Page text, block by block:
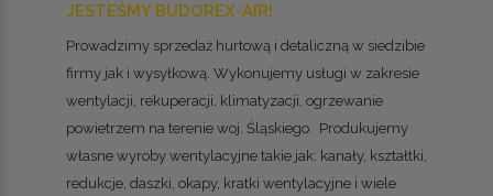
JESTEŚMY BUDOREX-AIR!
Prowadzimy sprzedaż hurtową i detaliczną w siedzibie
firmy jak i wysyłkową. Wykonujemy usługi w zakresie
wentylacji, rekuperacji, klimatyzacji, ogrzewanie
powietrzem na terenie woj. Śląskiego. Produkujemy
własne wyroby wentylacyjne takie jak: kanały, kształtki,
redukcje, daszki, okapy, kratki wentylacyjne i wiele